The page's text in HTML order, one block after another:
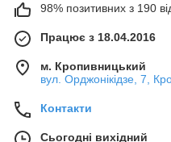
98% позитивних з 190
Працює з 18.04.2016
м. Кропивницький
вул. Орджонікідзе, 7,
Контакти
Сьогодні вихідний